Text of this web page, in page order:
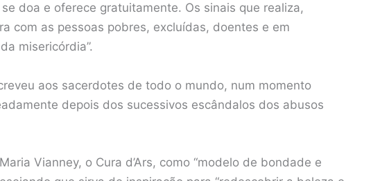
doa e oferece gratuitamente. Os sinais que realiza,
com as pessoas pobres, excluídas, doentes e em
misericórdia”.
aos sacerdotes de todo o mundo, num momento
depois dos sucessivos escândalos dos abusos
Vianney, o Cura d’Ars, como “modelo de bondade e